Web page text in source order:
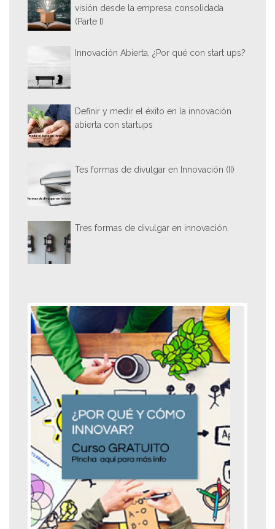
visión desde la empresa consolidada
(Parte I)
Innovación Abierta, ¿Por qué con start ups?
Definir y medir el éxito en la innovación
abierta con startups
Tes formas de divulgar en Innovación (II)
Tres formas de divulgar en innovación.